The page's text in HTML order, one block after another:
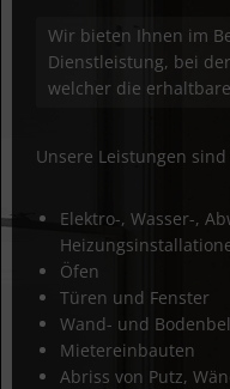
Wir bieten Ihnen im
Dienstleistung, bei
welcher die
Unsere Leistungen
Elektro-, Wasser-,
Öfen
Türen und Fenster
Wand- und
Mietereinbauten
Abriss von Putz,